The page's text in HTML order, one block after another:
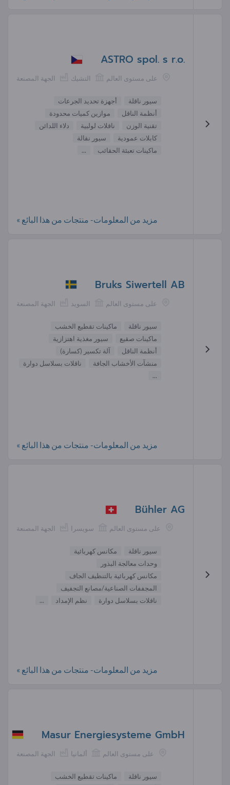
ASTRO spol. s r.o.
الجهة المصنعة التشيك على مستوى العالم
سيور ناقلة
أجهزة تحديد الجرعات
أنظمة الناقل
موازين كميات محدودة
تقنية الوزن
ناقلات لولبية
دلاء اللدائن
كابلات عمودية
سيور نقالة
ماكينات تعبئة الحقائب
...
مزيد من المعلومات- منتجات من هذا البائع »
Bruks Siwertell AB
الجهة المصنعة السويد على مستوى العالم
سيور ناقلة
ماكينات تقطيع الخشب
ماكينات صقيع
سيور مغذية اهتزازية
أنظمة الناقل
آلة تكسير (كسارة)
منشآت الأخشاب الجافة
ناقلات بسلاسل دوارة
...
مزيد من المعلومات- منتجات من هذا البائع »
Bühler AG
الجهة المصنعة سويسرا على مستوى العالم
سيور ناقلة
مكانس كهربائية
وحدات معالجة البذور
مكانس كهربائية بالتنظيف الجاف
المجففات الصناعية/مصانع التجفيف
ناقلات بسلاسل دوارة
نظم الإمداد ...
مزيد من المعلومات- منتجات من هذا البائع »
Masur Energiesysteme GmbH
الجهة المصنعة ألمانيا على مستوى العالم
سيور ناقلة
ماكينات تقطيع الخشب